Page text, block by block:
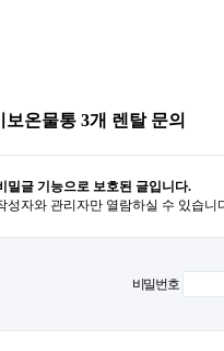
보온물통 3개 렌탈 문의
밀글 기능으로 보호된 글입니다.
성자와 관리자만 열람하실 수 있습
비밀번호